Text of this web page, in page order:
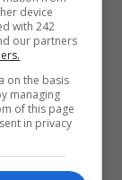
device
with 242
our partners
on the basis
managing
of this page
in privacy